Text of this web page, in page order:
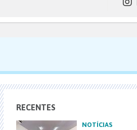
RECENTES
NOTÍCIAS